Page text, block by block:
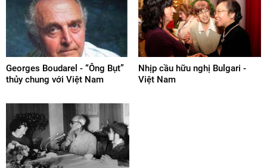
Georges Boudarel - “Ông Bụt”
thủy chung với Việt Nam
Nhịp cầu hữu nghị Bulgari -
Việt Nam